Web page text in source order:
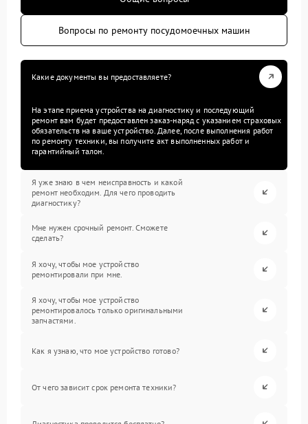
Вопросы по ремонту посудомоечных машин
Какие документы вы предоставляете?
На этапе приема устройства на диагностику и последующий
ремонт вам будет предоставлен заказ-наряд с указанием страховых
обязательств на ваше устройство. Далее, после выполнения работ
по ремонту техники, вы получите акт выполненных работ и
гарантийный талон.
Я уже знаю в чем неисправность и какой
ремонт необходим. Для чего проводить
диагностику?
Мне нужен срочный ремонт. Сможете
сделать?
Я хочу, чтобы мое устройство
ремонтировали при мне.
Я хочу, чтобы мое устройство
ремонтировалось только оригинальными
запчастями.
Как я узнаю, что мое устройство готово?
От чего зависит срок ремонта техники?